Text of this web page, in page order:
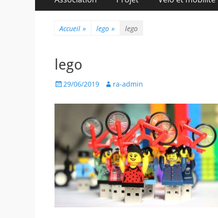
principal
Accueil » lego » lego
lego
Posted
29/06/2019 Author
ra-admin